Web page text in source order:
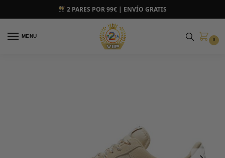
2 PARES POR 99€ | ENVÍO GRATIS
MENU
0